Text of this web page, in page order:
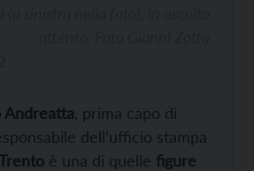
Andreatta , prima capo di
dell’ufficio stampa
è una di quelle figure